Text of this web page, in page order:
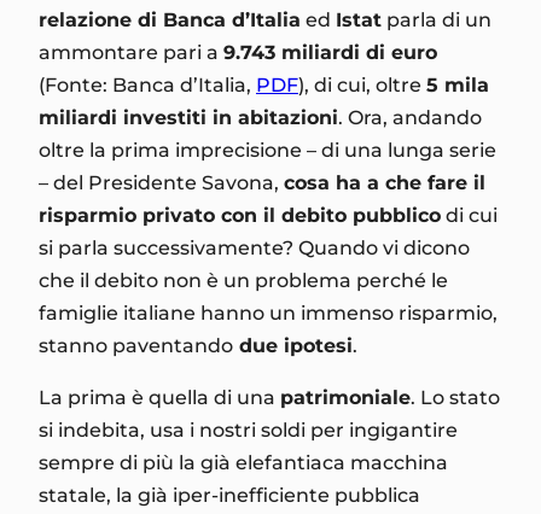
relazione di Banca d’Italia ed Istat parla di un
ammontare pari a 9.743 miliardi di euro
(Fonte: Banca d’Italia, PDF), di cui, oltre 5 mila
miliardi investiti in abitazioni. Ora, andando
oltre la prima imprecisione – di una lunga serie
– del Presidente Savona, cosa ha a che fare il
risparmio privato con il debito pubblico di cui
si parla successivamente? Quando vi dicono
che il debito non è un problema perché le
famiglie italiane hanno un immenso risparmio,
stanno paventando due ipotesi.
La prima è quella di una patrimoniale. Lo stato
si indebita, usa i nostri soldi per ingigantire
sempre di più la già elefantiaca macchina
statale, la già iper-inefficiente pubblica